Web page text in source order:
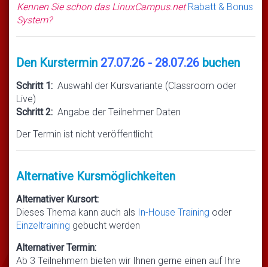
Kennen Sie schon das LinuxCampus.netRabatt & Bonus
System?
Den Kurstermin 27.07.26 - 28.07.26 buchen
Schritt 1: Auswahl der Kursvariante (Classroom oder
Live)
Schritt 2: Angabe der Teilnehmer Daten
Der Termin ist nicht veröffentlicht
Alternative Kursmöglichkeiten
Alternativer Kursort:
Dieses Thema kann auch als In-House Training oder
Einzeltraining gebucht werden
Alternativer Termin:
Ab 3 Teilnehmern bieten wir Ihnen gerne einen auf Ihre